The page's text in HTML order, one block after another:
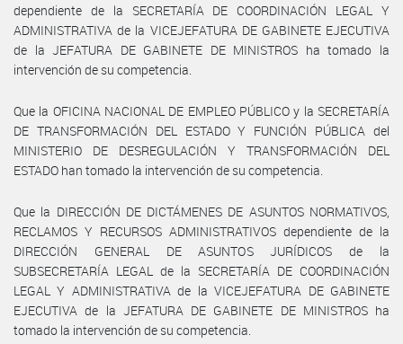
dependiente de la SECRETARÍA DE COORDINACIÓN LEGAL Y
ADMINISTRATIVA de la VICEJEFATURA DE GABINETE EJECUTIVA
de la JEFATURA DE GABINETE DE MINISTROS ha tomado la
intervención de su competencia.
Que la OFICINA NACIONAL DE EMPLEO PÚBLICO y la SECRETARÍA
DE TRANSFORMACIÓN DEL ESTADO Y FUNCIÓN PÚBLICA del
MINISTERIO DE DESREGULACIÓN Y TRANSFORMACIÓN DEL
ESTADO han tomado la intervención de su competencia.
Que la DIRECCIÓN DE DICTÁMENES DE ASUNTOS NORMATIVOS,
RECLAMOS Y RECURSOS ADMINISTRATIVOS dependiente de la
DIRECCIÓN GENERAL DE ASUNTOS JURÍDICOS de la
SUBSECRETARÍA LEGAL de la SECRETARÍA DE COORDINACIÓN
LEGAL Y ADMINISTRATIVA de la VICEJEFATURA DE GABINETE
EJECUTIVA de la JEFATURA DE GABINETE DE MINISTROS ha
tomado la intervención de su competencia.